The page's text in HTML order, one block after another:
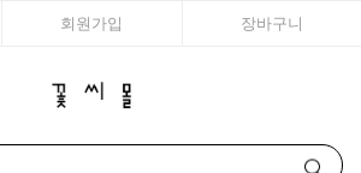
회원가입 장바구니